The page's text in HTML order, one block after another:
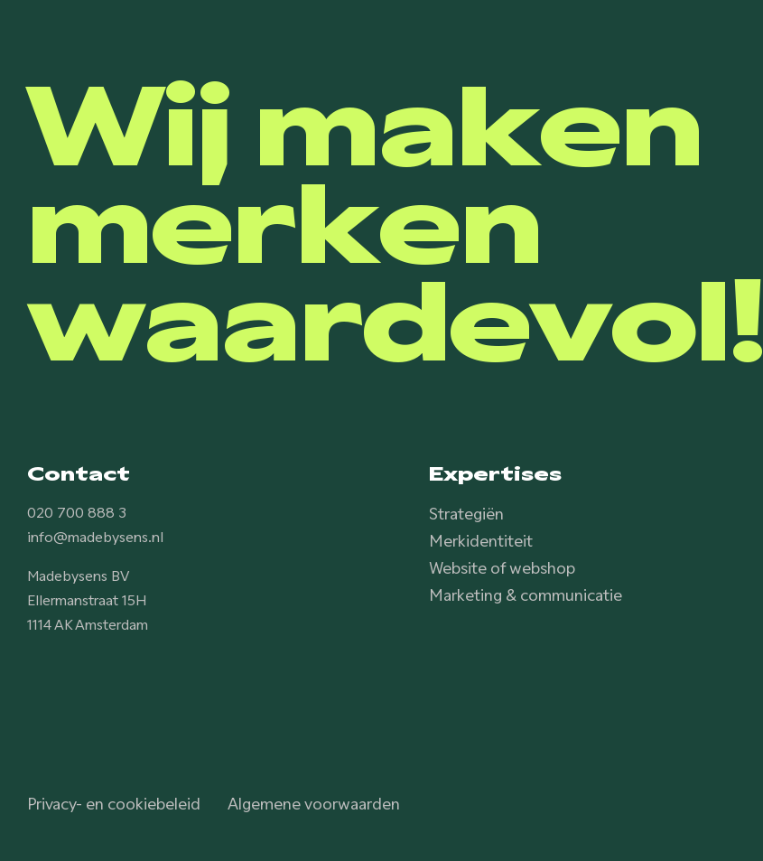
Wij maken
merken
waardevol!
Contact
020 700 888 3
info@madebysens.nl
Madebysens BV
Ellermanstraat 15H
1114 AK Amsterdam
Expertises
Strategiën
Merkidentiteit
Website of webshop
Marketing & communicatie
Privacy- en cookiebeleid Algemene voorwaarden